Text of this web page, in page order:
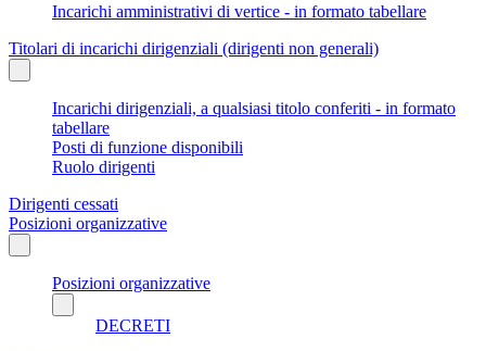
Incarichi amministrativi di vertice - in formato tabellare
Titolari di incarichi dirigenziali (dirigenti non generali)
Incarichi dirigenziali, a qualsiasi titolo conferiti - in formato
tabellare
Posti di funzione disponibili
Ruolo dirigenti
Dirigenti cessati
Posizioni organizzative
Posizioni organizzative
DECRETI